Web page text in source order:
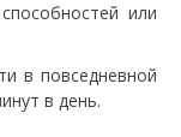
или
в повседневной
в день.